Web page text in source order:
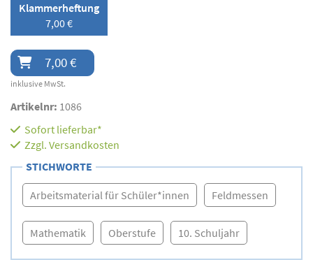
Klammerheftung
7,00 €
7,00 €
inklusive MwSt.
Artikelnr: 1086
Sofort lieferbar*
Zzgl. Versandkosten
STICHWORTE
Arbeitsmaterial für Schüler*innen Feldmessen
Mathematik Oberstufe 10. Schuljahr